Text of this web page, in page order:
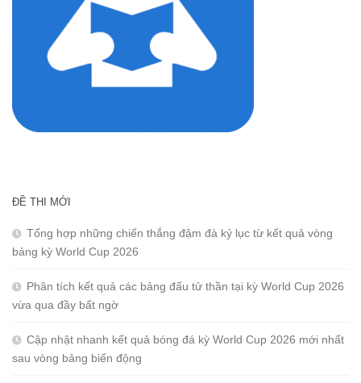
ĐỀ THI MỚI
Tổng hợp những chiến thắng đậm đà kỷ lục từ kết quả vòng
bảng kỳ World Cup 2026
Phân tích kết quả các bảng đấu tử thần tại kỳ World Cup 2026
vừa qua đầy bất ngờ
Cập nhật nhanh kết quả bóng đá kỳ World Cup 2026 mới nhất
sau vòng bảng biến động